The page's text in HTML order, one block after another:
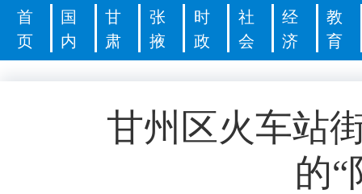
首
页
国
内
甘
肃
张
掖
时
政
社
会
经
济
教
育
甘州区火车站
的“